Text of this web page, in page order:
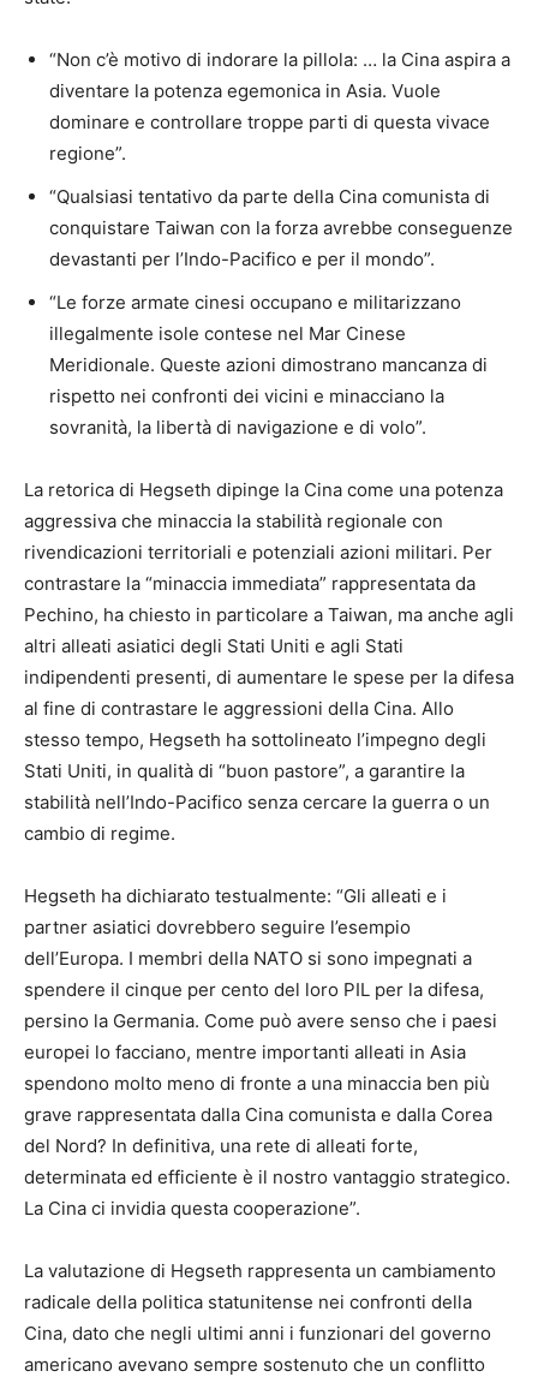
“Non c’è motivo di indorare la pillola: … la Cina aspira a
diventare la potenza egemonica in Asia. Vuole
dominare e controllare troppe parti di questa vivace
regione”.
“Qualsiasi tentativo da parte della Cina comunista di
conquistare Taiwan con la forza avrebbe conseguenze
devastanti per l’Indo-Pacifico e per il mondo”.
“Le forze armate cinesi occupano e militarizzano
illegalmente isole contese nel Mar Cinese
Meridionale. Queste azioni dimostrano mancanza di
rispetto nei confronti dei vicini e minacciano la
sovranità, la libertà di navigazione e di volo”.
La retorica di Hegseth dipinge la Cina come una potenza
aggressiva che minaccia la stabilità regionale con
rivendicazioni territoriali e potenziali azioni militari. Per
contrastare la “minaccia immediata” rappresentata da
Pechino, ha chiesto in particolare a Taiwan, ma anche agli
altri alleati asiatici degli Stati Uniti e agli Stati
indipendenti presenti, di aumentare le spese per la difesa
al fine di contrastare le aggressioni della Cina. Allo
stesso tempo, Hegseth ha sottolineato l’impegno degli
Stati Uniti, in qualità di “buon pastore”, a garantire la
stabilità nell’Indo-Pacifico senza cercare la guerra o un
cambio di regime.
Hegseth ha dichiarato testualmente: “Gli alleati e i
partner asiatici dovrebbero seguire l’esempio
dell’Europa. I membri della NATO si sono impegnati a
spendere il cinque per cento del loro PIL per la difesa,
persino la Germania. Come può avere senso che i paesi
europei lo facciano, mentre importanti alleati in Asia
spendono molto meno di fronte a una minaccia ben più
grave rappresentata dalla Cina comunista e dalla Corea
del Nord? In definitiva, una rete di alleati forte,
determinata ed efficiente è il nostro vantaggio strategico.
La Cina ci invidia questa cooperazione”.
La valutazione di Hegseth rappresenta un cambiamento
radicale della politica statunitense nei confronti della
Cina, dato che negli ultimi anni i funzionari del governo
americano avevano sempre sostenuto che un conflitto